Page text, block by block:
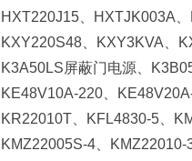
HXT220J15、HXTJK003A
KXY220S48、KXY3KVA、
K3A50LS屏蔽门电源、
KE48V10A-220、
KR22010T、KFL4830-5、
KMZ22005S-4、